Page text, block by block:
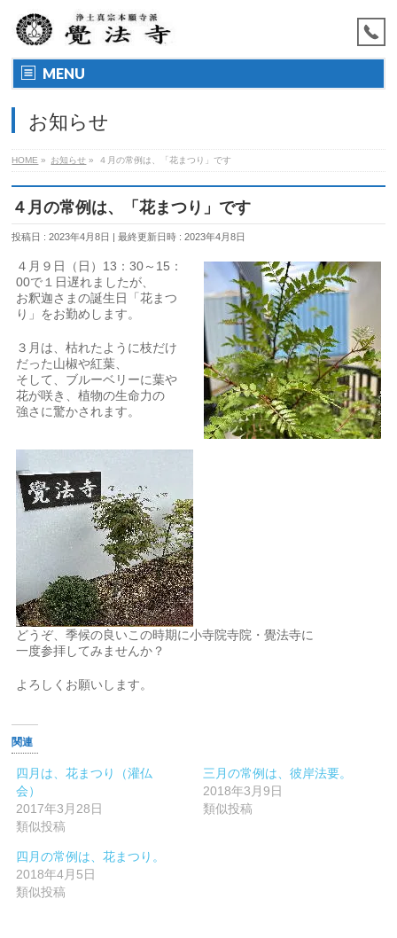
MENU
お知らせ
HOME » お知らせ » ４月の常例は、「花まつり」です
４月の常例は、「花まつり」です
投稿日 : 2023年4月8日 最終更新日時 : 2023年4月8日
４月９日（日）13：30～15：
00で１日遅れましたが、
お釈迦さまの誕生日「花まつ
り」をお勤めします。
３月は、枯れたように枝だけ
だった山椒や紅葉、
そして、ブルーベリーに葉や
花が咲き、植物の生命力の
強さに驚かされます。
どうぞ、季候の良いこの時期に小寺院寺院・覺法寺に
一度参拝してみませんか？
よろしくお願いします。
関連
四月は、花まつり（灌仏
会）
2017年3月28日
類似投稿
三月の常例は、彼岸法要。
2018年3月9日
類似投稿
四月の常例は、花まつり。
2018年4月5日
類似投稿